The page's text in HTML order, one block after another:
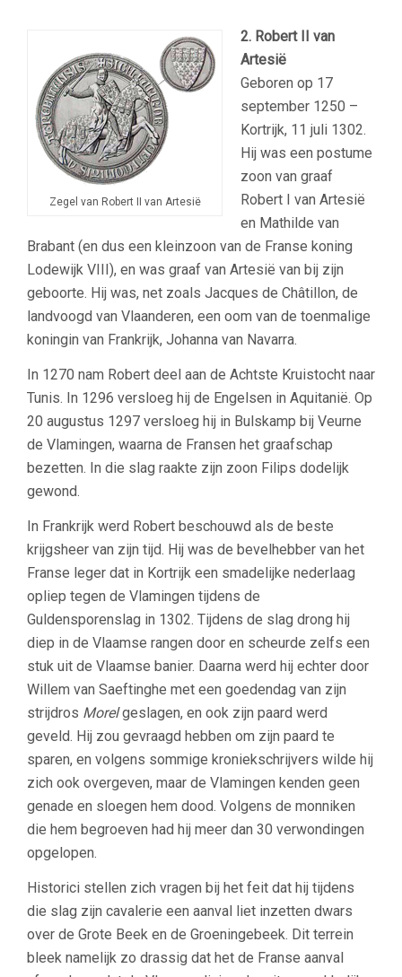
Zegel van Robert II van Artesië
2. Robert II van
Artesië
Geboren op 17
september 1250 –
Kortrijk, 11 juli 1302.
Hij was een postume
zoon van graaf
Robert I van Artesië
en Mathilde van
Brabant (en dus een kleinzoon van de Franse koning
Lodewijk VIII), en was graaf van Artesië van bij zijn
geboorte. Hij was, net zoals Jacques de Châtillon, de
landvoogd van Vlaanderen, een oom van de toenmalige
koningin van Frankrijk, Johanna van Navarra.
In 1270 nam Robert deel aan de Achtste Kruistocht naar
Tunis. In 1296 versloeg hij de Engelsen in Aquitanië. Op
20 augustus 1297 versloeg hij in Bulskamp bij Veurne
de Vlamingen, waarna de Fransen het graafschap
bezetten. In die slag raakte zijn zoon Filips dodelijk
gewond.
In Frankrijk werd Robert beschouwd als de beste
krijgsheer van zijn tijd. Hij was de bevelhebber van het
Franse leger dat in Kortrijk een smadelijke nederlaag
opliep tegen de Vlamingen tijdens de
Guldensporenslag in 1302. Tijdens de slag drong hij
diep in de Vlaamse rangen door en scheurde zelfs een
stuk uit de Vlaamse banier. Daarna werd hij echter door
Willem van Saeftinghe met een goedendag van zijn
strijdros Morelgeslagen, en ook zijn paard werd
geveld. Hij zou gevraagd hebben om zijn paard te
sparen, en volgens sommige kroniekschrijvers wilde hij
zich ook overgeven, maar de Vlamingen kenden geen
genade en sloegen hem dood. Volgens de monniken
die hem begroeven had hij meer dan 30 verwondingen
opgelopen.
Historici stellen zich vragen bij het feit dat hij tijdens
die slag zijn cavalerie een aanval liet inzetten dwars
over de Grote Beek en de Groeningebeek. Dit terrein
bleek namelijk zo drassig dat het de Franse aanval